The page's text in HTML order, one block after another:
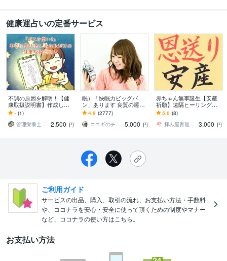
健康運占いの定番サービス
不調の原因を解明！【健
康取扱説明書】作成しま
す 「なんとなく不調」を
解消！管理栄養士が星で
紐解く体質改善
- (1)
管理栄養士の星読みカウンセラー ☆ なお
2,500 円
眠）「快眠力ビッグバ
ン」あります 良質の睡眠
が得られるようになりま
す。【300字鑑定付き】
4.9 (2777)
ニニギのチカラ
5,000 円
赤ちゃん無事誕生【安産
祈願】遠隔ヒーリング行
います 母体と胎児の安
全・無事祈願！心が軽く
なる遠隔ヒーリング付
5.0 (8)
拝み屋青龍のおまじない
3,000 円
ご利用ガイド
サービスの出品、購入、取引の流れ、お支払い方法・手数料
や、ココナラを安心・安全に使って頂くための制度やマナー
など、ココナラの使い方はこちら。
お支払い方法